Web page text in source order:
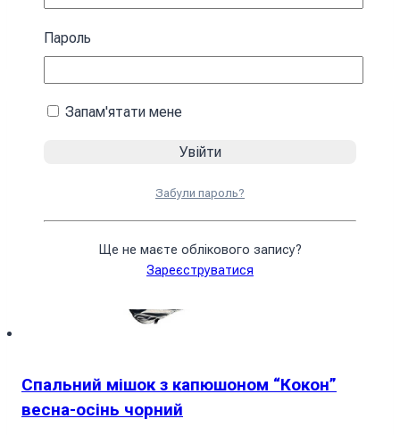
У кошик
Спальний мішок з капюшоном “Кокон”
весна-осінь чорний
Пароль
Запам'ятати мене
Забули пароль?
Ще не маєте облікового запису?
Зареєструватися